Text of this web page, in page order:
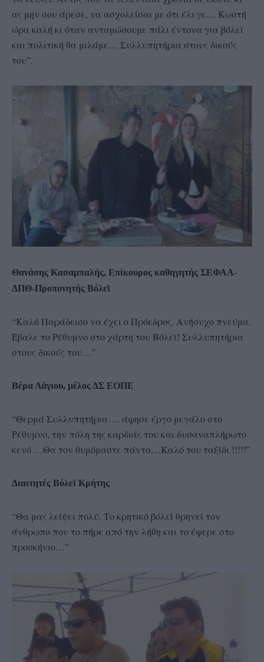
ας μην σου άρεσε, να ασχολείσαι με ότι έλεγε… Κωστή
ώρα καλή κι όταν ανταμώσουμε πάλι έντονα για βόλεϊ
και πολιτική θα μιλάμε… Συλλυπητήρια στους δικούς
του”.
Θανάσης Κασαμπαλής, Επίκουρος καθηγητής ΣΕΦΑΑ-
ΔΠΘ-Προπονητής Βόλεϊ
“Καλό Παράδεισο να έχει ο Πρόεδρος. Ανήσυχο πνεύμα.
Έβαλε το Ρέθυμνο στο χάρτη του Βόλεϊ! Συλλυπητήρια
στους δικούς του…”
Βέρα Λάγιου, μέλος ΔΣ ΕΟΠΕ
“Θερμά Συλλυπητήρια…. άφησε έργο μεγάλο στο
Ρέθυμνο, την πόλη της καρδιάς του και δυσαναπλήρωτο
κενό …Θα τον θυμόμαστε πάντα…Καλό του ταξίδι !!!!!”
Διαιτητές Βόλεϊ Κρήτης
“Θα μας λείψει πολύ. Το κρητικό βόλεϊ θρηνεί τον
άνθρωπο που το πήρε από την λήθη και το έφερε στο
προσκήνιο…”